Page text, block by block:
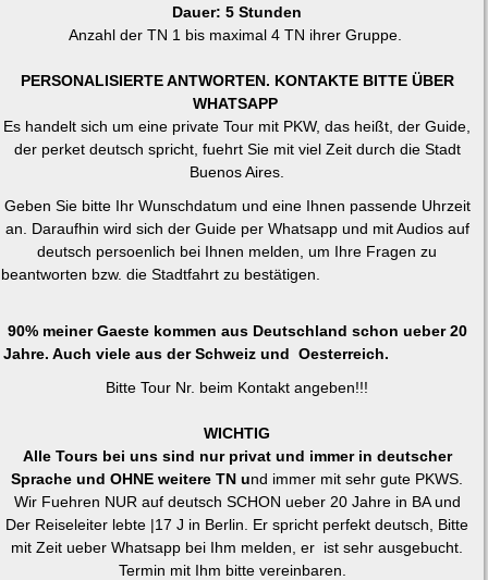
Dauer: 5 Stunden
Anzahl der TN 1 bis maximal 4 TN ihrer Gruppe.
PERSONALISIERTE ANTWORTEN. KONTAKTE BITTE ÜBER
WHATSAPP
Es handelt sich um eine private Tour mit PKW, das heißt, der Guide,
der perket deutsch spricht, fuehrt Sie mit viel Zeit durch die Stadt
Buenos Aires.
Geben Sie bitte Ihr Wunschdatum und eine Ihnen passende Uhrzeit
an. Daraufhin wird sich der Guide per Whatsapp und mit Audios auf
deutsch persoenlich bei Ihnen melden, um Ihre Fragen zu
beantworten bzw. die Stadtfahrt zu bestätigen.
90% meiner Gaeste kommen aus Deutschland schon ueber 20
Jahre. Auch viele aus der Schweiz und Oesterreich.
Bitte Tour Nr. beim Kontakt angeben!!!
WICHTIG
Alle Tours bei uns sind nur privat und immer in deutscher
Sprache und OHNE weitere TN und immer mit sehr gute PKWS.
Wir Fuehren NUR auf deutsch SCHON ueber 20 Jahre in BA und
Der Reiseleiter lebte |17 J in Berlin. Er spricht perfekt deutsch, Bitte
mit Zeit ueber Whatsapp bei Ihm melden, er ist sehr ausgebucht.
Termin mit Ihm bitte vereinbaren.